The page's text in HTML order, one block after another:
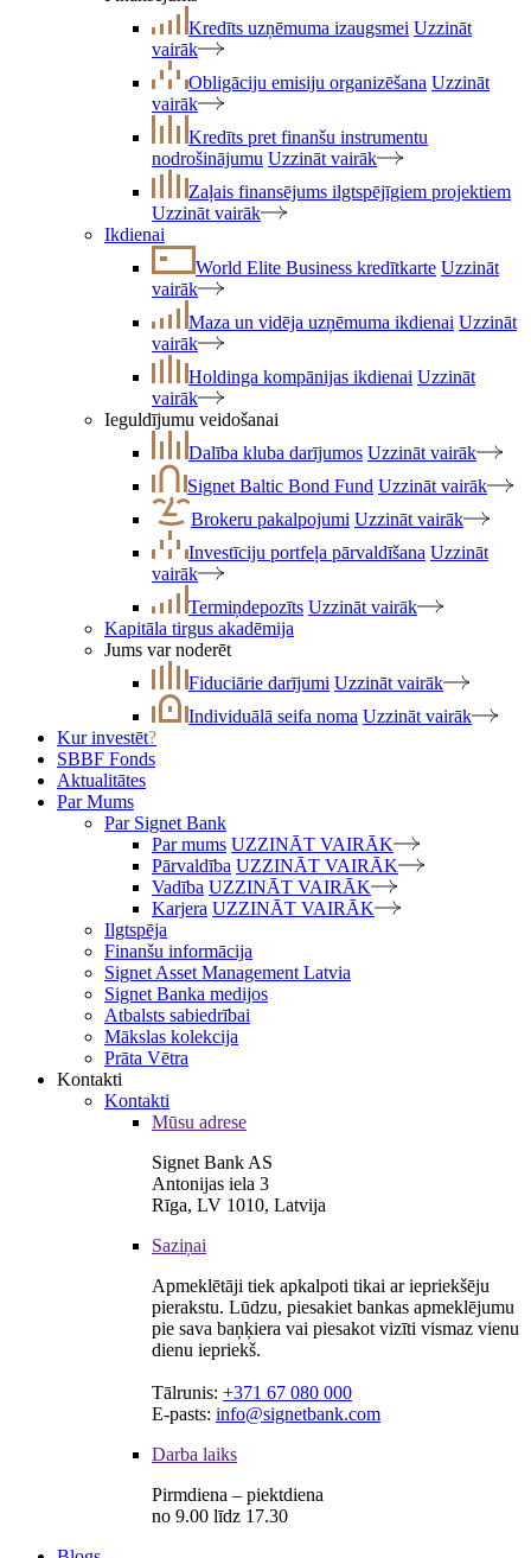
Kredīts uzņēmuma izaugsmei Uzzināt
vairāk
Obligāciju emisiju organizēšana Uzzināt
vairāk
Kredīts pret finanšu instrumentu
nodrošinājumu Uzzināt vairāk
Zaļais finansējums ilgtspējīgiem projektiem
Uzzināt vairāk
Ikdienai
World Elite Business kredītkarte Uzzināt
vairāk
Maza un vidēja uzņēmuma ikdienai Uzzināt
vairāk
Holdinga kompānijas ikdienai Uzzināt
vairāk
Ieguldījumu veidošanai
Dalība kluba darījumos Uzzināt vairāk
Signet Baltic Bond Fund Uzzināt vairāk
Brokeru pakalpojumi Uzzināt vairāk
Investīciju portfeļa pārvaldīšana Uzzināt
vairāk
Termiņdepozīts Uzzināt vairāk
Kapitāla tirgus akadēmija
Jums var noderēt
Fiduciārie darījumi Uzzināt vairāk
Individuālā seifa noma Uzzināt vairāk
Kur investēt?
SBBF Fonds
Aktualitātes
Par Mums
Par Signet Bank
Par mums UZZINĀT VAIRĀK
Pārvaldība UZZINĀT VAIRĀK
Vadība UZZINĀT VAIRĀK
Karjera UZZINĀT VAIRĀK
Ilgtspēja
Finanšu informācija
Signet Asset Management Latvia
Signet Banka medijos
Atbalsts sabiedrībai
Mākslas kolekcija
Prāta Vētra
Kontakti
Kontakti
Mūsu adrese
Signet Bank AS
Antonijas iela 3
Rīga, LV 1010, Latvija
Saziņai
Apmeklētāji tiek apkalpoti tikai ar iepriekšēju
pierakstu. Lūdzu, piesakiet bankas apmeklējumu
pie sava baņķiera vai piesakot vizīti vismaz vienu
dienu iepriekš.
Tālrunis: +371 67 080 000
E-pasts: info@signetbank.com
Darba laiks
Pirmdiena – piektdiena
no 9.00 līdz 17.30